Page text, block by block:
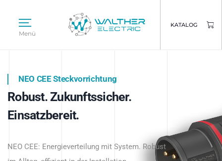
Menü
KATALOG
Intelligente Stromverteilung
beginnt hier.
NEO CEE Steckvorrichtung
Robust. Zukunftssicher.
Einsatzbereit.
NEO CEE: Energieverteilung mit System. Robust
Intelligenz trifft Energie.
Anwendungen – robust, IP-geschützt und